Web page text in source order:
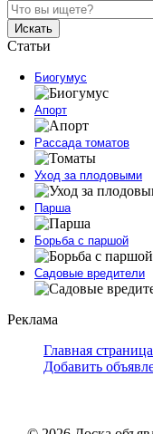
Искать
Статьи
Биогумус
Апорт
Рассада томатов
Уход за плодовыми
Парша
Борьба с паршой
Садовые вредители
Реклама
Главная страница
Добавить